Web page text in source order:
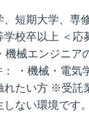
短期大学、専
校卒以上 ＜応
機械エンジニア
・機械・電気
れたい方 ※受託
ない環境です。